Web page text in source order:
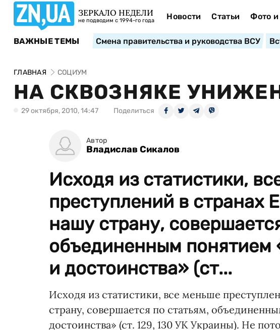
ЗЕРКАЛО НЕДЕЛИ
не подводим с 1994-го года Новости Статьи Фото и
ВАЖНЫЕ ТЕМЫ Смена правительства и руководства ВСУ
ГЛАВНАЯ СОЦИУМ
НА СКВОЗНЯКЕ
29 октября, 2010, 14:47 Поделиться
Автор
Владислав Сикалов
Исходя из статистики,
преступлений в странах
нашу страну,
объединенным понятием
и достоинства» (ст...
Исходя из статистики, все меньше
страну, совершается по статьям,
достоинства» (ст. 129, 130 УК Украины). Не